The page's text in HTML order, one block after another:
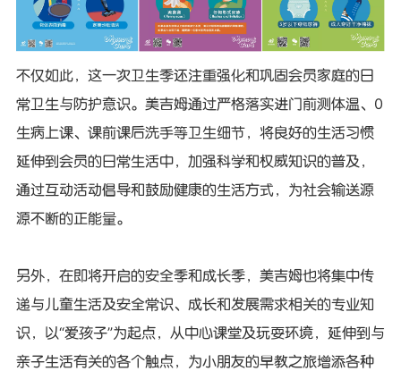
不仅如此，这一次卫生季还注重强化和巩固会员家庭的日
常卫生与防护意识。美吉姆通过严格落实进门前测体温、0
生病上课、课前课后洗手等卫生细节，将良好的生活习惯
延伸到会员的日常生活中，加强科学和权威知识的普及，
通过互动活动倡导和鼓励健康的生活方式，为社会输送源
源不断的正能量。
另外，在即将开启的安全季和成长季，美吉姆也将集中传
递与儿童生活及安全常识、成长和发展需求相关的专业知
识，以“爱孩子”为起点，从中心课堂及玩耍环境，延伸到与
亲子生活有关的各个触点，为小朋友的早教之旅增添各种